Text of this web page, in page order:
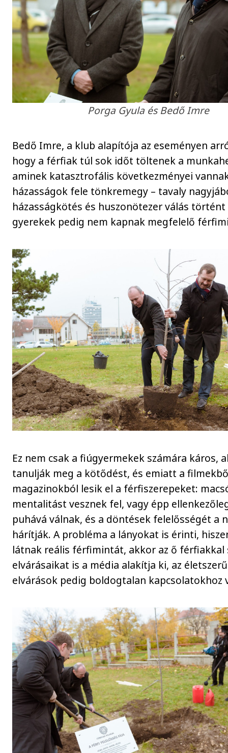
Porga Gyula és Bedő Imre
Bedő Imre, a klub alapítója az eseményen
hogy a férfiak túl sok időt töltenek a
aminek katasztrofális következményei
házasságok fele tönkremegy – tavaly
házasságkötés és huszonötezer válás történt
gyerekek pedig nem kapnak megfelelő
Ez nem csak a fiúgyermekek számára káros,
tanulják meg a kötődést, és emiatt a
magazinokból lesik el a férfiszerepeket:
mentalitást vesznek fel, vagy épp
puhává válnak, és a döntések felelősségét a
hárítják. A probléma a lányokat is érinti,
látnak reális férfimintát, akkor az ő férfiakkal
elvárásaikat is a média alakítja ki, az
elvárások pedig boldogtalan kapcsolatokhoz